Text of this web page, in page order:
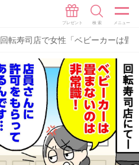
回転寿司店で女性「ベビーカーは